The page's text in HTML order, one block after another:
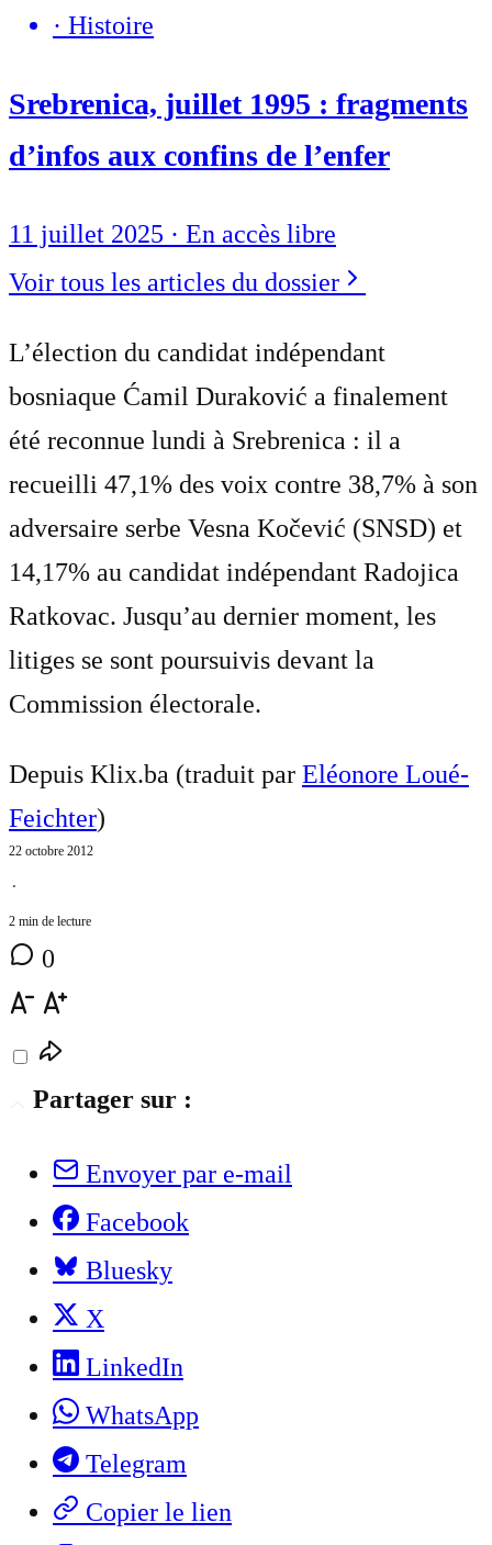
· Histoire
Srebrenica, juillet 1995 : fragments
d’infos aux confins de l’enfer
11 juillet 2025 · En accès libre
Voir tous les articles du dossier
L’élection du candidat indépendant
bosniaque Ćamil Duraković a finalement
été reconnue lundi à Srebrenica : il a
recueilli 47,1% des voix contre 38,7% à son
adversaire serbe Vesna Kočević (SNSD) et
14,17% au candidat indépendant Radojica
Ratkovac. Jusqu’au dernier moment, les
litiges se sont poursuivis devant la
Commission électorale.
Depuis Klix.ba (traduit par Eléonore Loué-
Feichter)
22 octobre 2012
⋅
2 min de lecture
0
Partager sur :
Envoyer par e-mail
Facebook
Bluesky
X
LinkedIn
WhatsApp
Telegram
Copier le lien